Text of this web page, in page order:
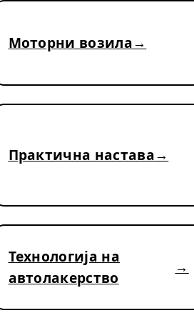
Моторни возила
Практична настава
Технологија на
автолакерство